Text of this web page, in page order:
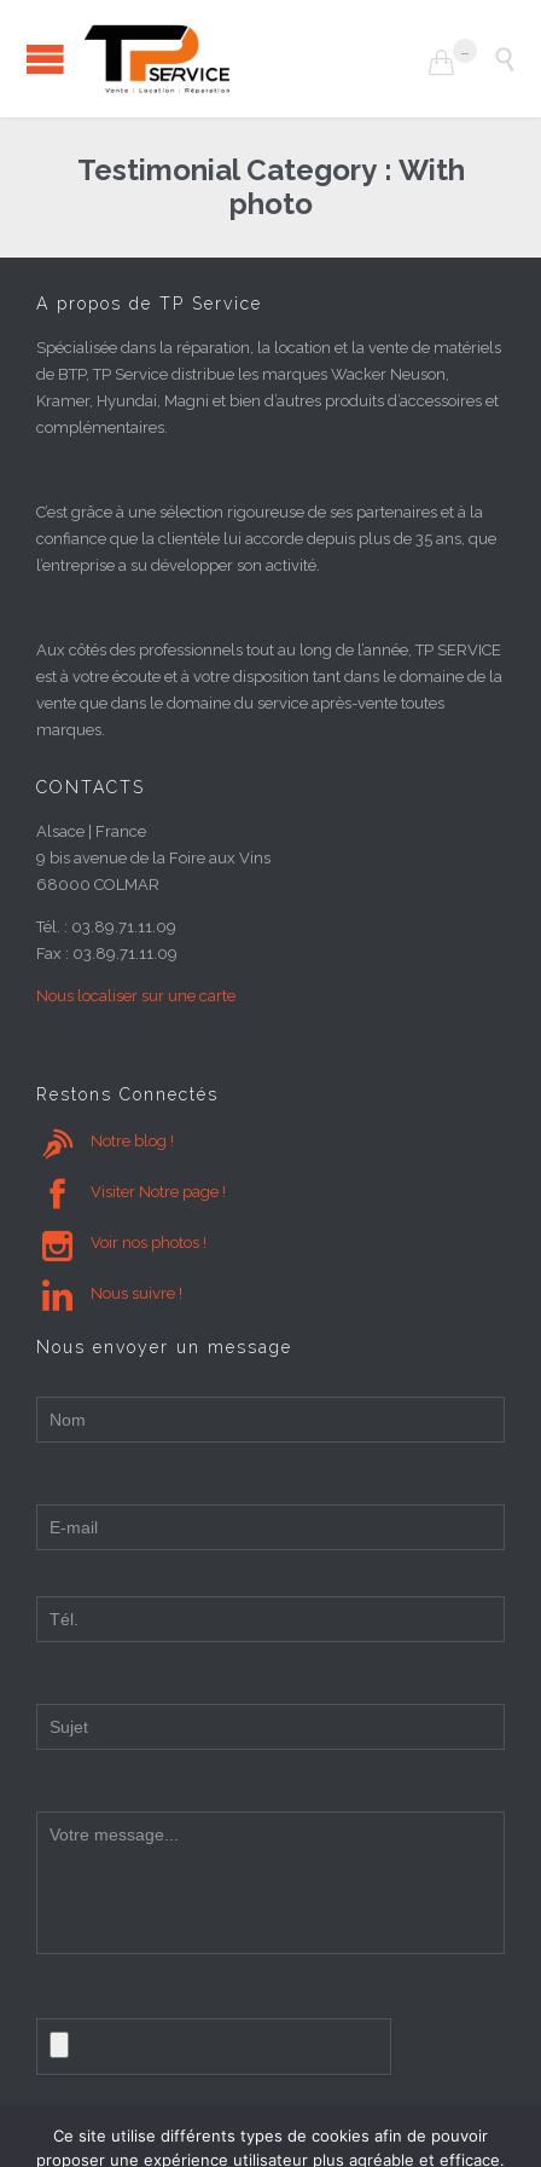
 
Testimonial Category : With
photo
A propos de TP Service
Spécialisée dans la réparation, la location et la vente de matériels
de BTP, TP Service distribue les marques Wacker Neuson,
Kramer, Hyundai, Magni et bien d’autres produits d’accessoires et
complémentaires.
C’est grâce à une sélection rigoureuse de ses partenaires et à la
confiance que la clientèle lui accorde depuis plus de 35 ans, que
l’entreprise a su développer son activité.
Aux côtés des professionnels tout au long de l’année, TP SERVICE
est à votre écoute et à votre disposition tant dans le domaine de la
vente que dans le domaine du service après-vente toutes
marques.
CONTACTS
Alsace | France
9 bis avenue de la Foire aux Vins
68000 COLMAR
Tél. : 03.89.71.11.09
Fax : 03.89.71.11.09
Nous localiser sur une carte
Restons Connectés
 Notre blog !
 Visiter Notre page !
 Voir nos photos !
 Nous suivre !
Nous envoyer un message
Ce site utilise différents types de cookies afin de pouvoir
proposer une expérience utilisateur plus agréable et efficace.